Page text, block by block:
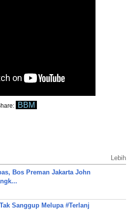
BBM
Lebih
Bos Preman Jakarta John
Sanggup Melupa #Terlanj